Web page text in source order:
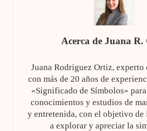
Acerca de Juana R.
Juana Rodriguez Ortiz, experto
con más de 20 años de
«Significado de Símbolos»
conocimientos y estudios de
y entretenida, con el objetivo de
a explorar y apreciar la